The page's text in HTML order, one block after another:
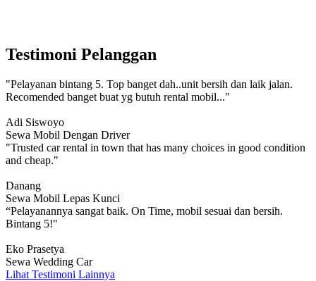
Testimoni Pelanggan
"Pelayanan bintang 5. Top banget dah..unit bersih dan laik jalan.
Recomended banget buat yg butuh rental mobil..."
Adi Siswoyo
Sewa Mobil Dengan Driver
"Trusted car rental in town that has many choices in good condition
and cheap."
Danang
Sewa Mobil Lepas Kunci
“Pelayanannya sangat baik. On Time, mobil sesuai dan bersih.
Bintang 5!"
Eko Prasetya
Sewa Wedding Car
Lihat Testimoni Lainnya